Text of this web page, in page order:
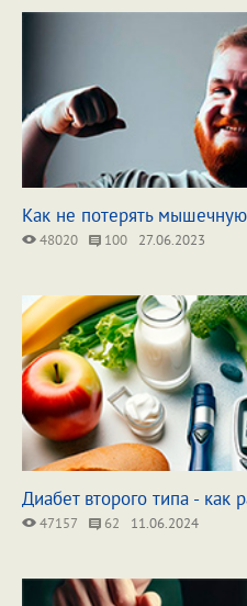
Как не потерять
48020 100 27.06.2023
Диабет второго типа - как
47157 62 11.06.2024